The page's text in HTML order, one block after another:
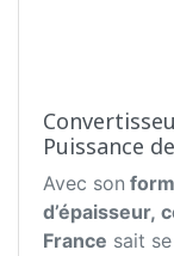
Puissance
Avec son
d’épaisseur,
France sait